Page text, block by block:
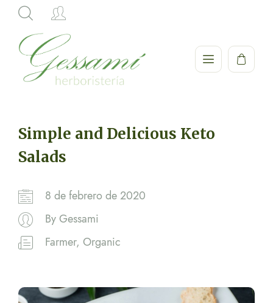
Hi,
Simple and Delicious Keto
Salads
8 de febrero de 2020
ByGessami
Farmer, Organic